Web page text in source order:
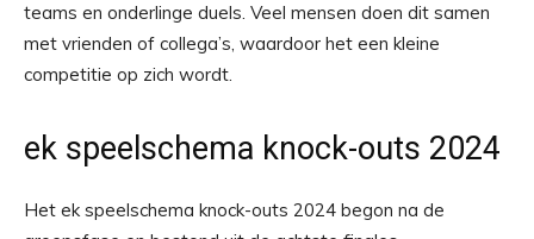
teams en onderlinge duels. Veel mensen doen dit samen
met vrienden of collega’s, waardoor het een kleine
competitie op zich wordt.
ek speelschema knock-outs 2024
Het ek speelschema knock-outs 2024 begon na de